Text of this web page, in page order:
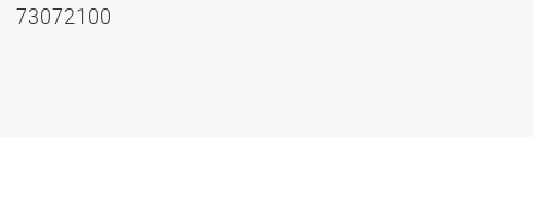
73072100